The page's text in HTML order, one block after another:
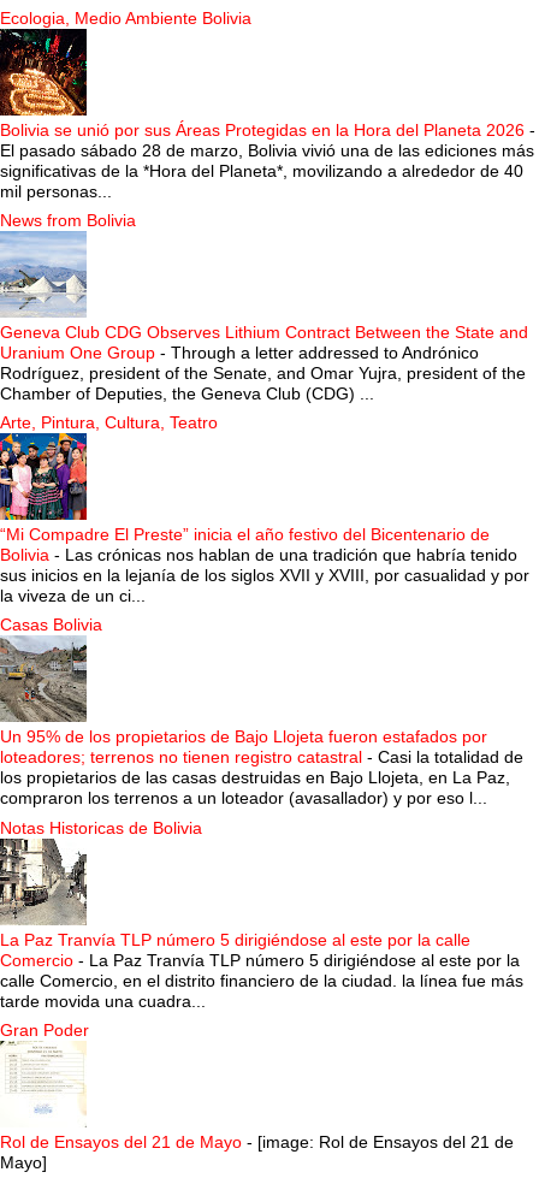
Ecologia, Medio Ambiente Bolivia
Bolivia se unió por sus Áreas Protegidas en la Hora del Planeta 2026 -
El pasado sábado 28 de marzo, Bolivia vivió una de las ediciones más
significativas de la *Hora del Planeta*, movilizando a alrededor de 40
mil personas...
News from Bolivia
Geneva Club CDG Observes Lithium Contract Between the State and
Uranium One Group - Through a letter addressed to Andrónico
Rodríguez, president of the Senate, and Omar Yujra, president of the
Chamber of Deputies, the Geneva Club (CDG) ...
Arte, Pintura, Cultura, Teatro
“Mi Compadre El Preste” inicia el año festivo del Bicentenario de
Bolivia - Las crónicas nos hablan de una tradición que habría tenido
sus inicios en la lejanía de los siglos XVII y XVIII, por casualidad y por
la viveza de un ci...
Casas Bolivia
Un 95% de los propietarios de Bajo Llojeta fueron estafados por
loteadores; terrenos no tienen registro catastral - Casi la totalidad de
los propietarios de las casas destruidas en Bajo Llojeta, en La Paz,
compraron los terrenos a un loteador (avasallador) y por eso l...
Notas Historicas de Bolivia
La Paz Tranvía TLP número 5 dirigiéndose al este por la calle
Comercio - La Paz Tranvía TLP número 5 dirigiéndose al este por la
calle Comercio, en el distrito financiero de la ciudad. la línea fue más
tarde movida una cuadra...
Gran Poder
Rol de Ensayos del 21 de Mayo - [image: Rol de Ensayos del 21 de
Mayo]